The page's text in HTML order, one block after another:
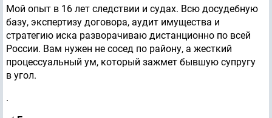
Мой опыт в 16 лет следствии и судах. Всю досудебную
базу, экспертизу договора, аудит имущества и
стратегию иска разворачиваю дистанционно по всей
России. Вам нужен не сосед по району, а жесткий
процессуальный ум, который зажмет бывшую супругу
в угол.
.